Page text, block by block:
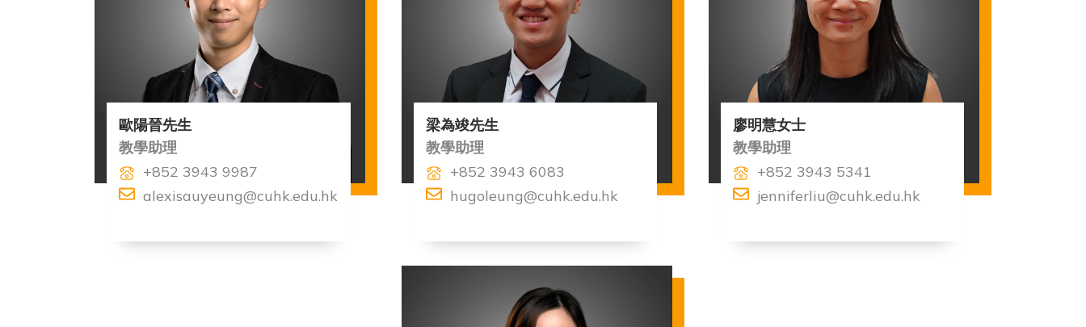
歐陽晉先生
教學助理
+852 3943 9987
alexisauyeung@cuhk.edu.hk
梁為竣先生
教學助理
+852 3943 6083
hugoleung@cuhk.edu.hk
廖明慧女士
教學助理
+852 3943 5341
jenniferliu@cuhk.edu.hk